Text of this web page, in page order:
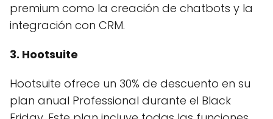
premium como la creación de chatbots y la
integración con CRM.
3. Hootsuite
Hootsuite ofrece un 30% de descuento en su
plan anual Professional durante el Black